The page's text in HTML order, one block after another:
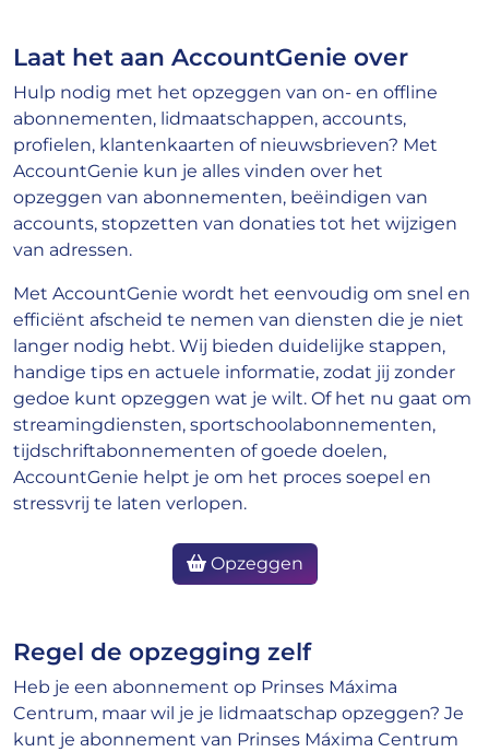
Laat het aan AccountGenie over
Hulp nodig met het opzeggen van on- en offline
abonnementen, lidmaatschappen, accounts,
profielen, klantenkaarten of nieuwsbrieven? Met
AccountGenie kun je alles vinden over het
opzeggen van abonnementen, beëindigen van
accounts, stopzetten van donaties tot het wijzigen
van adressen.
Met AccountGenie wordt het eenvoudig om snel en
efficiënt afscheid te nemen van diensten die je niet
langer nodig hebt. Wij bieden duidelijke stappen,
handige tips en actuele informatie, zodat jij zonder
gedoe kunt opzeggen wat je wilt. Of het nu gaat om
streamingdiensten, sportschoolabonnementen,
tijdschriftabonnementen of goede doelen,
AccountGenie helpt je om het proces soepel en
stressvrij te laten verlopen.
Opzeggen
Regel de opzegging zelf
Heb je een abonnement op Prinses Máxima
Centrum, maar wil je je lidmaatschap opzeggen? Je
kunt je abonnement van Prinses Máxima Centrum